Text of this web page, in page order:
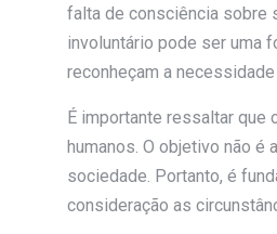
falta de consciência sobre
involuntário pode ser uma
reconheçam a
É importante ressaltar
humanos. O objetivo não é
sociedade. Portanto, é
consideração as